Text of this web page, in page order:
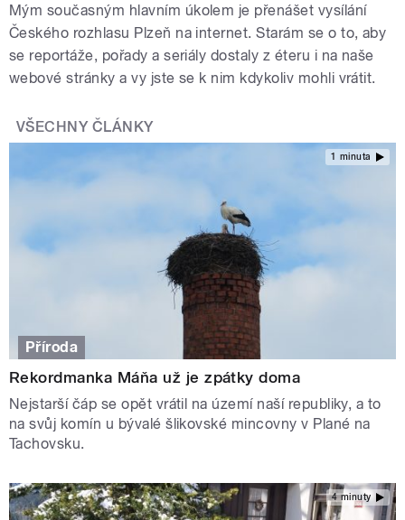
Mým současným hlavním úkolem je přenášet vysílání
Českého rozhlasu Plzeň na internet. Starám se o to, aby
se reportáže, pořady a seriály dostaly z éteru i na naše
webové stránky a vy jste se k nim kdykoliv mohli vrátit.
VŠECHNY ČLÁNKY
1 minuta
Příroda
Rekordmanka Máňa už je zpátky doma
Nejstarší čáp se opět vrátil na území naší republiky, a to
na svůj komín u bývalé šlikovské mincovny v Plané na
Tachovsku.
4 minuty